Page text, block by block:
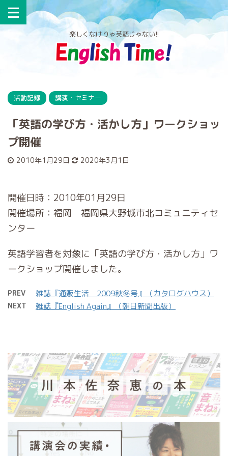
楽しくなけりゃ英語じゃない!!
活動記録 講演・セミナー
「英語の学び方・活かし方」ワークショッ
プ開催
2010年1月29日 2020年3月1日
開催日時：2010年01月29日
開催場所：福岡 福岡県大野城市北コミュニティセ
ンター
英語学習者を対象に「英語の学び方・活かし方」ワ
ークショップ開催しました。
PREV 雑誌『通販生活 2009秋冬号』（カタログハウス）
NEXT 雑誌『English Again』（朝日新聞出版）